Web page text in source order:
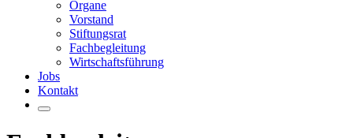
Organe
Vorstand
Stiftungsrat
Fachbegleitung
Wirtschaftsführung
Jobs
Kontakt